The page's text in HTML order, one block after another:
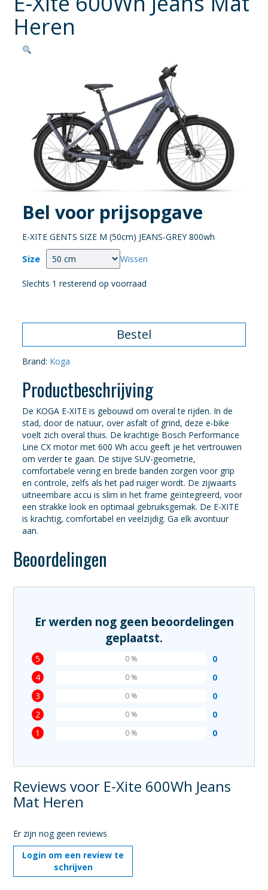
Heren
Bel voor prijsopgave
E-XITE GENTS SIZE M (50cm) JEANS-GREY 800wh
Size Wissen
Slechts 1 resterend op voorraad
Bestel
Brand: Koga
Productbeschrijving
De KOGA E-XITE is gebouwd om overal te rijden. In de
stad, door de natuur, over asfalt of grind, deze e-bike
voelt zich overal thuis. De krachtige Bosch Performance
Line CX motor met 600 Wh accu geeft je het vertrouwen
om verder te gaan. De stijve SUV-geometrie,
comfortabele vering en brede banden zorgen voor grip
en controle, zelfs als het pad ruiger wordt. De zijwaarts
uitneembare accu is slim in het frame geïntegreerd, voor
een strakke look en optimaal gebruiksgemak. De E-XITE
is krachtig, comfortabel en veelzijdig. Ga elk avontuur
aan.
Beoordelingen
Er werden nog geen beoordelingen
geplaatst.
5 0
0 %
4 0
0 %
3 0
0 %
2 0
0 %
1 0
0 %
Reviews voor E-Xite 600Wh Jeans
Mat Heren
Er zijn nog geen reviews
Login om een review te
schrijven